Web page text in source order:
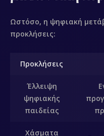
Contacto
Ωστόσο, η ψηφιακή
προκλήσεις:
Προκλήσεις
Έλλειψη
ψηφιακής
παιδείας
Χάσματα